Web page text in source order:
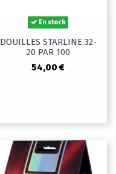
En stock
DOUILLES STARLINE 32-
20 PAR 100
54,00 €